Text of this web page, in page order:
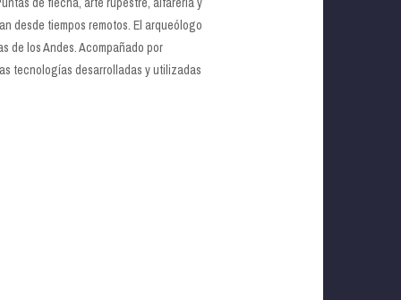
desde tiempos remotos. El arqueólogo
de los Andes. Acompañado por
tecnologías desarrolladas y utilizadas